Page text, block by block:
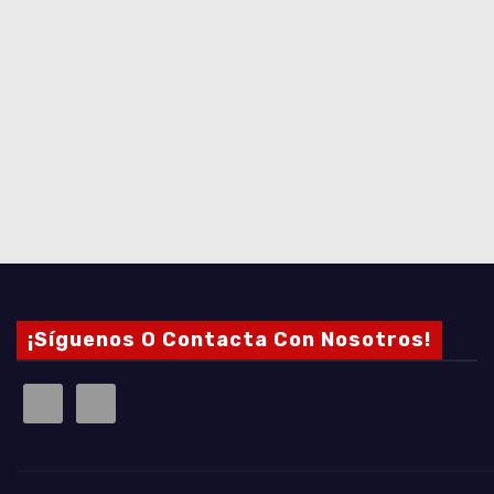
¡Síguenos O Contacta Con Nosotros!